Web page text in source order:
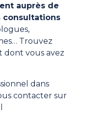
auprès de
consultations
Trouvez
dont vous avez
dans
contacter sur